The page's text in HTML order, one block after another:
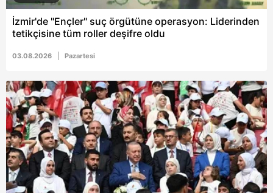
İzmir'de "Ençler" suç örgütüne operasyon: Liderinden
tetikçisine tüm roller deşifre oldu
03.08.2026 Pazartesi